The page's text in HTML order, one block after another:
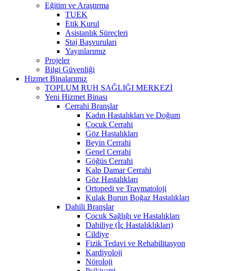
Eğitim ve Araştırma
TUEK
Etik Kurul
Asistanlık Süreçleri
Staj Başvuruları
Yayınlarımız
Projeler
Bilgi Güvenliği
Hizmet Binalarımız
TOPLUM RUH SAĞLIĞI MERKEZİ
Yeni Hizmet Binası
Cerrahi Branşlar
Kadın Hastalıkları ve Doğum
Çocuk Cerrahi
Göz Hastalıkları
Beyin Cerrahi
Genel Cerrahi
Göğüs Cerrahi
Kalp Damar Cerrahi
Göz Hastalıkları
Ortopedi ve Travmatoloji
Kulak Burun Boğaz Hastalıkları
Dahili Branşlar
Çocuk Sağlığı ve Hastalıkları
Dahiliye (İç Hastalıklıkları)
Cildiye
Fizik Tedavi ve Rehabilitasyon
Kardiyoloji
Nöroloji